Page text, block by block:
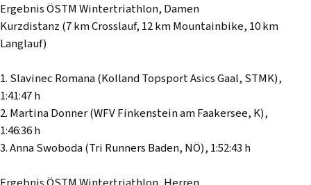
Ergebnis ÖSTM Wintertriathlon, Damen
Kurzdistanz (7 km Crosslauf, 12 km Mountainbike, 10 km
Langlauf)
1. Slavinec Romana (Kolland Topsport Asics Gaal, STMK),
1:41:47 h
2. Martina Donner (WFV Finkenstein am Faakersee, K),
1:46:36 h
3. Anna Swoboda (Tri Runners Baden, NÖ), 1:52:43 h